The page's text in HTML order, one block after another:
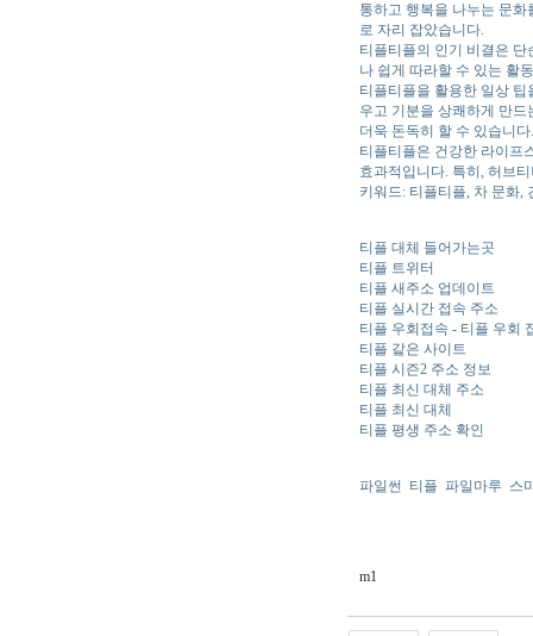
통하고 행복을 나누는 문
로 자리 잡았습니다.
티플티플의 인기 비결은
나 쉽게 따라할 수 있는 활
티플티플을 활용한 일상
우고 기분을 상쾌하게 만
더욱 돈독히 할 수 있습니다.
티플티플은 건강한 라이프
효과적입니다. 특히, 허브
키워드: 티플티플, 차 문화,
티플 대체 들어가는곳
티플 트위터
티플 새주소 업데이트
티플 실시간 접속 주소
티플 우회접속 - 티플 우회
티플 같은 사이트
티플 시즌2 주소 정보
티플 최신 대체 주소
티플 최신 대체
티플 평생 주소 확인
파일썬 티플 파일마루 스
m1